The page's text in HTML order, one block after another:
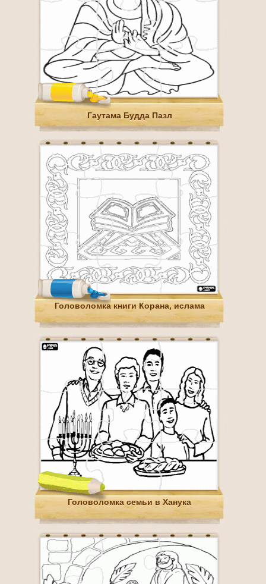
Гаутама Будда Пазл
Головоломка книги Корана, ислама
Головоломка семьи в Ханука